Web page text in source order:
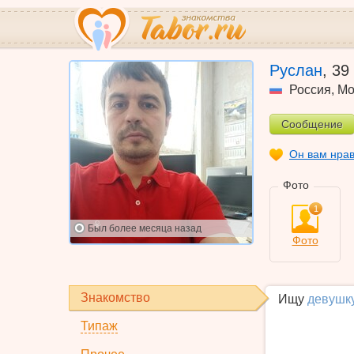
Был более месяца назад
Руслан, 39
Россия,
Сообщение
Он вам
Фото
1
Фото
Знакомство
Типаж
Ищу